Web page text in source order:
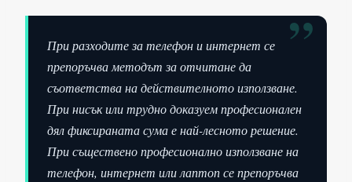
”
При разходите за телефон и интернет се
препоръчва методът за отчитане да
съответства на действителното използване.
При нисък или трудно доказуем професионален
дял фиксираната сума е най-лесното решение.
При съществено професионално използване на
телефон, интернет или лаптоп се препоръчва